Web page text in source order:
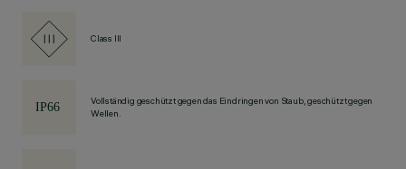
Class III
Vollständig geschützt gegen das Eindringen von Staub, geschützt gegen
Wellen.